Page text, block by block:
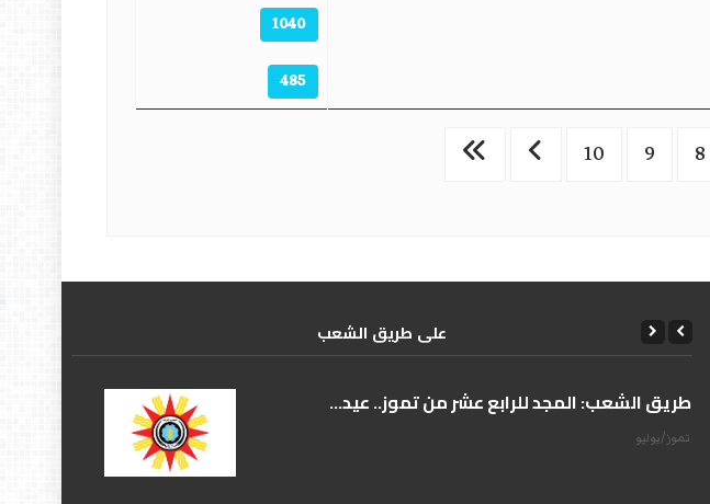
1040
485
8
9
10
علی طریق الشعب
على طريق الشعب: المجد للرابع عشر من تموز.. عيد...